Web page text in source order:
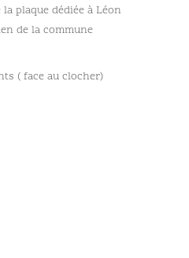
plaque dédiée à Léon
de la commune
( face au clocher)